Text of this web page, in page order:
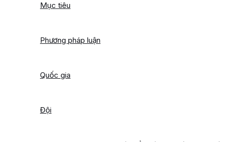
Mục tiêu
Phương pháp luận
Quốc gia
Đội